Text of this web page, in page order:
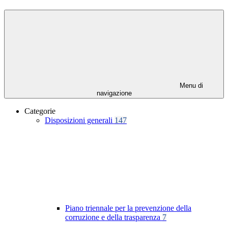
Menu di
navigazione
Categorie
Disposizioni generali 147
Piano triennale per la prevenzione della
corruzione e della trasparenza 7